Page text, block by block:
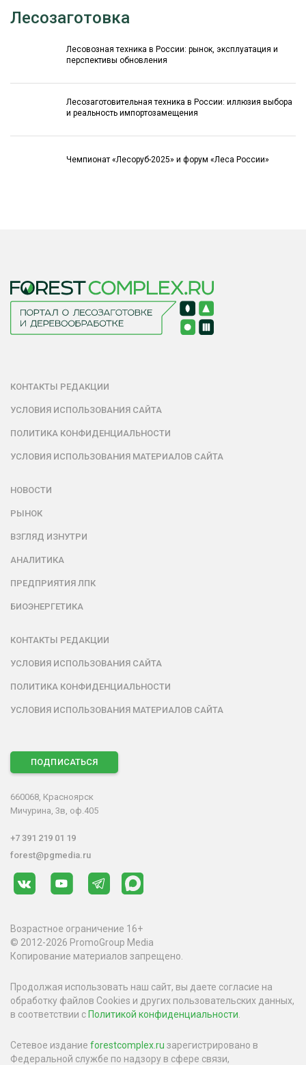
Лесозаготовка
Лесовозная техника в России: рынок, эксплуатация и
перспективы обновления
Лесозаготовительная техника в России: иллюзия выбора
и реальность импортозамещения
Чемпионат «Лесоруб-2025» и форум «Леса России»
КОНТАКТЫ РЕДАКЦИИ
УСЛОВИЯ ИСПОЛЬЗОВАНИЯ САЙТА
ПОЛИТИКА КОНФИДЕНЦИАЛЬНОСТИ
УСЛОВИЯ ИСПОЛЬЗОВАНИЯ МАТЕРИАЛОВ САЙТА
НОВОСТИ
РЫНОК
ВЗГЛЯД ИЗНУТРИ
АНАЛИТИКА
ПРЕДПРИЯТИЯ ЛПК
БИОЭНЕРГЕТИКА
КОНТАКТЫ РЕДАКЦИИ
УСЛОВИЯ ИСПОЛЬЗОВАНИЯ САЙТА
ПОЛИТИКА КОНФИДЕНЦИАЛЬНОСТИ
УСЛОВИЯ ИСПОЛЬЗОВАНИЯ МАТЕРИАЛОВ САЙТА
ПОДПИСАТЬСЯ
660068, Красноярск
Мичурина, 3в, оф.405
+7 391 219 01 19
forest@pgmedia.ru
Возрастное ограничение 16+
© 2012-2026 PromoGroup Media
Копирование материалов запрещено.
Продолжая использовать наш сайт, вы даете согласие на
обработку файлов Cookies и других пользовательских данных,
в соответствии сПолитикой конфиденциальности
Сетевое издание forestcomplex.ru зарегистрировано в
Федеральной службе по надзору в сфере связи,